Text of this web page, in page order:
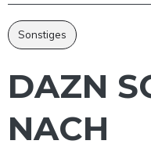
Sonstiges
DAZN
NACH